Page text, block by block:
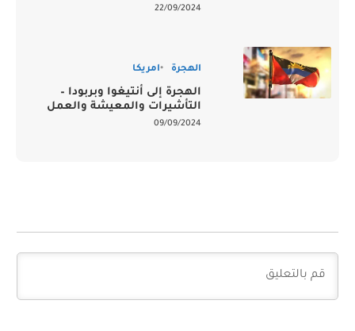
22/09/2024
الهجرة امريكا
الهجرة إلى أنتيغوا وبربودا –
التأشيرات والمعيشة والعمل
09/09/2024